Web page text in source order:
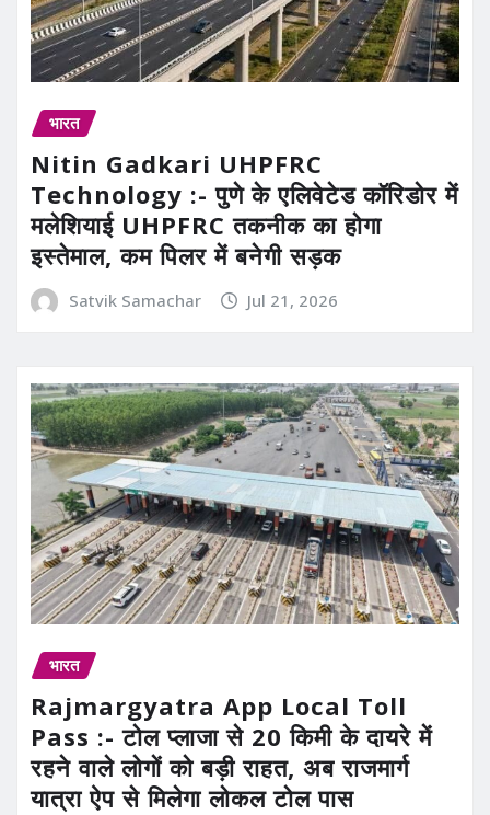
भारत
Nitin Gadkari UHPFRC
Technology :- पुणे के एलिवेटेड कॉरिडोर में
मलेशियाई UHPFRC तकनीक का होगा
इस्तेमाल, कम पिलर में बनेगी सड़क
Satvik Samachar Jul 21, 2026
भारत
Rajmargyatra App Local Toll
Pass :- टोल प्लाजा से 20 किमी के दायरे में
रहने वाले लोगों को बड़ी राहत, अब राजमार्ग
यात्रा ऐप से मिलेगा लोकल टोल पास